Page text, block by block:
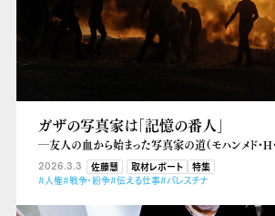
ガザの写真家は「記憶の番人」
―友人の血から始まった写真家の道（モハンメド・H
2026.3.3 佐藤慧 取材レポート
特集
#人権#戦争・紛争#伝える仕事#パレスチナ